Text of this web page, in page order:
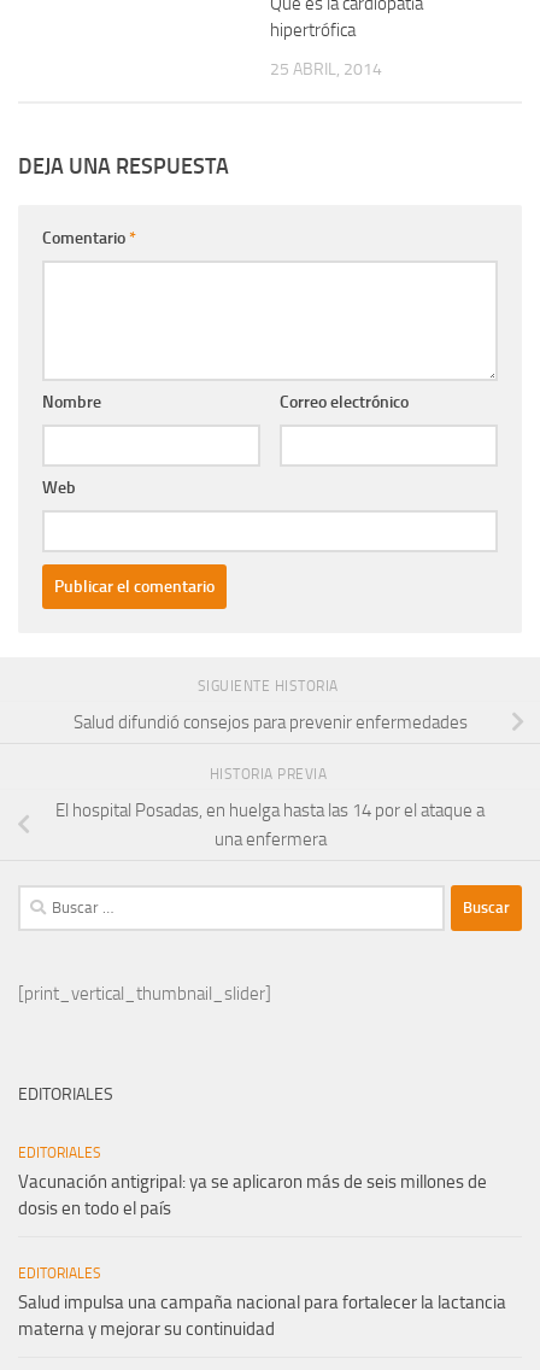
hipertrófica
25 ABRIL, 2014
DEJA UNA RESPUESTA
Comentario*
Nombre Correo electrónico
Web
SIGUIENTE HISTORIA
Salud difundió consejos para prevenir enfermedades
HISTORIA PREVIA
El hospital Posadas, en huelga hasta las 14 por el ataque a
una enfermera
Buscar:
[print_vertical_thumbnail_slider]
EDITORIALES
EDITORIALES
Vacunación antigripal: ya se aplicaron más de seis millones de
dosis en todo el país
EDITORIALES
Salud impulsa una campaña nacional para fortalecer la lactancia
materna y mejorar su continuidad